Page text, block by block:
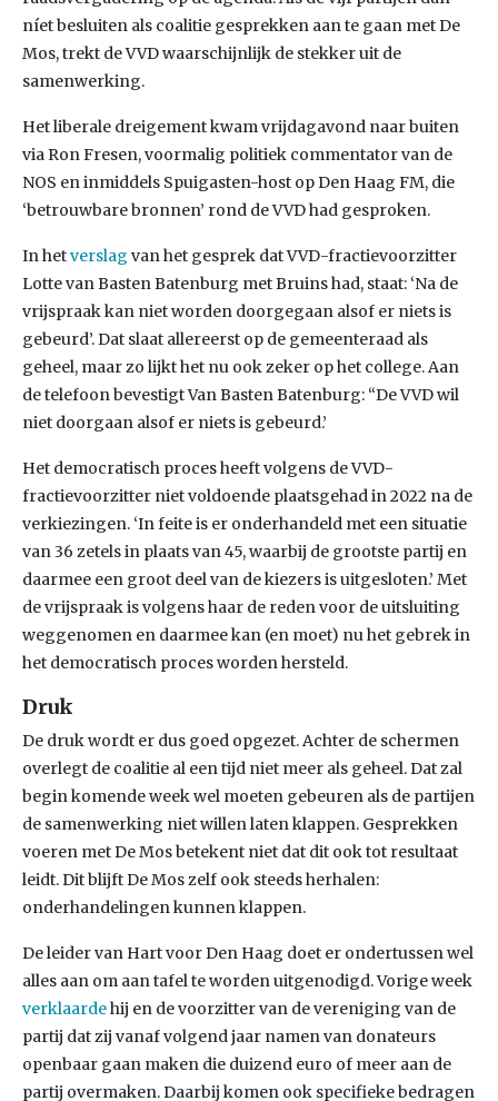
níet besluiten als coalitie gesprekken aan te gaan met De
Mos, trekt de VVD waarschijnlijk de stekker uit de
samenwerking.
Het liberale dreigement kwam vrijdagavond naar buiten
via Ron Fresen, voormalig politiek commentator van de
NOS en inmiddels Spuigasten-host op Den Haag FM, die
‘betrouwbare bronnen’ rond de VVD had gesproken.
In hetverslag van het gesprek dat VVD-fractievoorzitter
Lotte van Basten Batenburg met Bruins had, staat: ‘Na de
vrijspraak kan niet worden doorgegaan alsof er niets is
gebeurd’. Dat slaat allereerst op de gemeenteraad als
geheel, maar zo lijkt het nu ook zeker op het college. Aan
de telefoon bevestigt Van Basten Batenburg: “De VVD wil
niet doorgaan alsof er niets is gebeurd.’
Het democratisch proces heeft volgens de VVD-
fractievoorzitter niet voldoende plaatsgehad in 2022 na de
verkiezingen. ‘In feite is er onderhandeld met een situatie
van 36 zetels in plaats van 45, waarbij de grootste partij en
daarmee een groot deel van de kiezers is uitgesloten.’ Met
de vrijspraak is volgens haar de reden voor de uitsluiting
weggenomen en daarmee kan (en moet) nu het gebrek in
het democratisch proces worden hersteld.
Druk
De druk wordt er dus goed opgezet. Achter de schermen
overlegt de coalitie al een tijd niet meer als geheel. Dat zal
begin komende week wel moeten gebeuren als de partijen
de samenwerking niet willen laten klappen. Gesprekken
voeren met De Mos betekent niet dat dit ook tot resultaat
leidt. Dit blijft De Mos zelf ook steeds herhalen:
onderhandelingen kunnen klappen.
De leider van Hart voor Den Haag doet er ondertussen wel
alles aan om aan tafel te worden uitgenodigd. Vorige week
verklaardehij en de voorzitter van de vereniging van de
partij dat zij vanaf volgend jaar namen van donateurs
openbaar gaan maken die duizend euro of meer aan de
partij overmaken. Daarbij komen ook specifieke bedragen